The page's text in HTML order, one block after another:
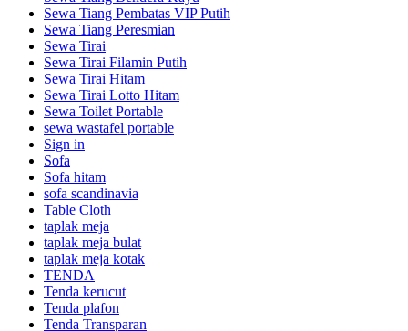
Sewa Tiang Pembatas VIP Putih
Sewa Tiang Peresmian
Sewa Tirai
Sewa Tirai Filamin Putih
Sewa Tirai Hitam
Sewa Tirai Lotto Hitam
Sewa Toilet Portable
sewa wastafel portable
Sign in
Sofa
Sofa hitam
sofa scandinavia
Table Cloth
taplak meja
taplak meja bulat
taplak meja kotak
TENDA
Tenda kerucut
Tenda plafon
Tenda Transparan